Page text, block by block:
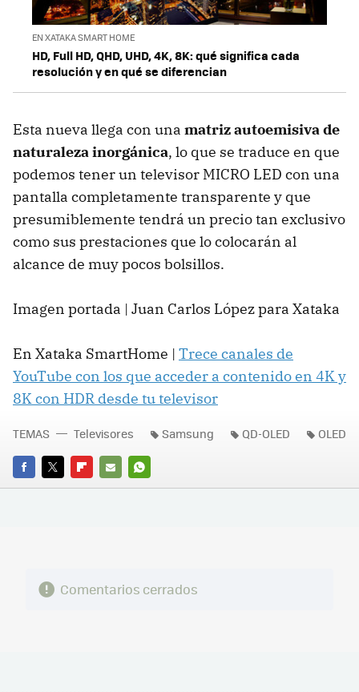
EN XATAKA SMART HOME
HD, Full HD, QHD, UHD, 4K, 8K: qué significa cada
resolución y en qué se diferencian
Esta nueva llega con una matriz autoemisiva de
naturaleza inorgánica, lo que se traduce en que
podemos tener un televisor MICRO LED con una
pantalla completamente transparente y que
presumiblemente tendrá un precio tan exclusivo
como sus prestaciones que lo colocarán al
alcance de muy pocos bolsillos.
Imagen portada | Juan Carlos López para Xataka
En Xataka SmartHome | Trece canales de
YouTube con los que acceder a contenido en 4K y
8K con HDR desde tu televisor
FACEBOOK
TWITTERFLIPBOARD
E-
WHATSAPP
TEMAS Televisores Samsung QD-OLED OLED
Comentarios cerrados